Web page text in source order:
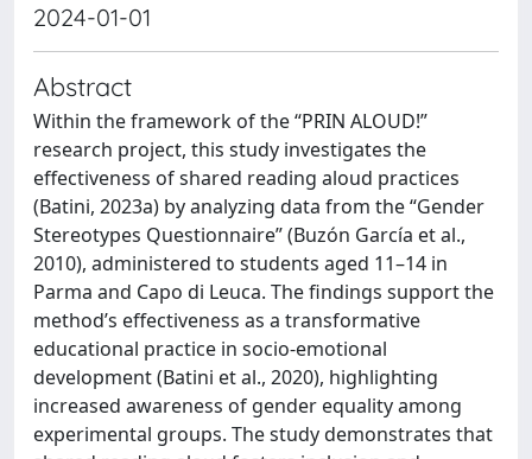
2024-01-01
Abstract
Within the framework of the “PRIN ALOUD!”
research project, this study investigates the
effectiveness of shared reading aloud practices
(Batini, 2023a) by analyzing data from the “Gender
Stereotypes Questionnaire” (Buzón García et al.,
2010), administered to students aged 11–14 in
Parma and Capo di Leuca. The findings support the
method’s effectiveness as a transformative
educational practice in socio-emotional
development (Batini et al., 2020), highlighting
increased awareness of gender equality among
experimental groups. The study demonstrates that